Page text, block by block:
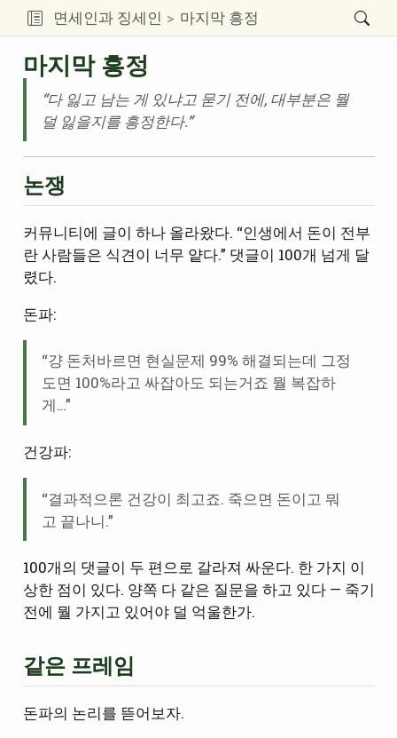
면세인과 징세인 마지막 흥정
마지막 흥정
“다 잃고 남는 게 있냐고 묻기 전에, 대부분은 뭘
덜 잃을지를 흥정한다.”
논쟁
커뮤니티에 글이 하나 올라왔다. “인생에서 돈이 전부
란 사람들은 식견이 너무 얕다.” 댓글이 100개 넘게 달
렸다.
돈파:
“걍 돈처바르면 현실문제 99% 해결되는데 그정
도면 100%라고 싸잡아도 되는거죠 뭘 복잡하
게…”
건강파:
“결과적으론 건강이 최고죠. 죽으면 돈이고 뭐
고 끝나니.”
100개의 댓글이 두 편으로 갈라져 싸운다. 한 가지 이
상한 점이 있다. 양쪽 다 같은 질문을 하고 있다 — 죽기
전에 뭘 가지고 있어야 덜 억울한가.
같은 프레임
돈파의 논리를 뜯어보자.